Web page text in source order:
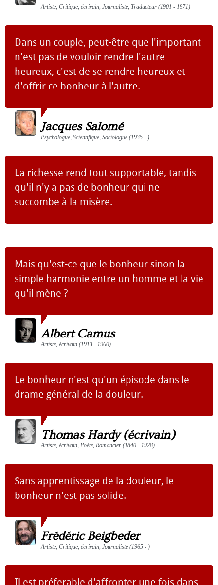
Artiste, Critique, écrivain, Journaliste, Traducteur (1901 - 1971)
Dans un couple, peut-être que l'important
n'est pas de vouloir rendre l'autre
heureux, c'est de se rendre heureux et
d'offrir ce bonheur à l'autre.
Jacques Salomé
Psychologue, Scientifique, Sociologue (1935 - )
La richesse rend tout supportable, tandis
qu'il n'y a pas de bonheur qui ne
succombe à la misère.
Mais qu'est-ce que le bonheur sinon la
simple harmonie entre un homme et la vie
qu'il mène ?
Albert Camus
Artiste, écrivain (1913 - 1960)
Le bonheur n'est qu'un épisode dans le
drame général de la douleur.
Thomas Hardy (écrivain)
Artiste, écrivain, Poète, Romancier (1840 - 1928)
Sans apprentissage de la douleur, le
bonheur n'est pas solide.
Frédéric Beigbeder
Artiste, Critique, écrivain, Journaliste (1965 - )
Il est préferable d'affronter une fois dans